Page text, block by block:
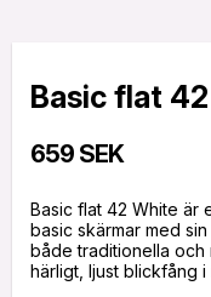
Basic flat
659 SEK
Basic flat 42 White är
basic skärmar med
både traditionella